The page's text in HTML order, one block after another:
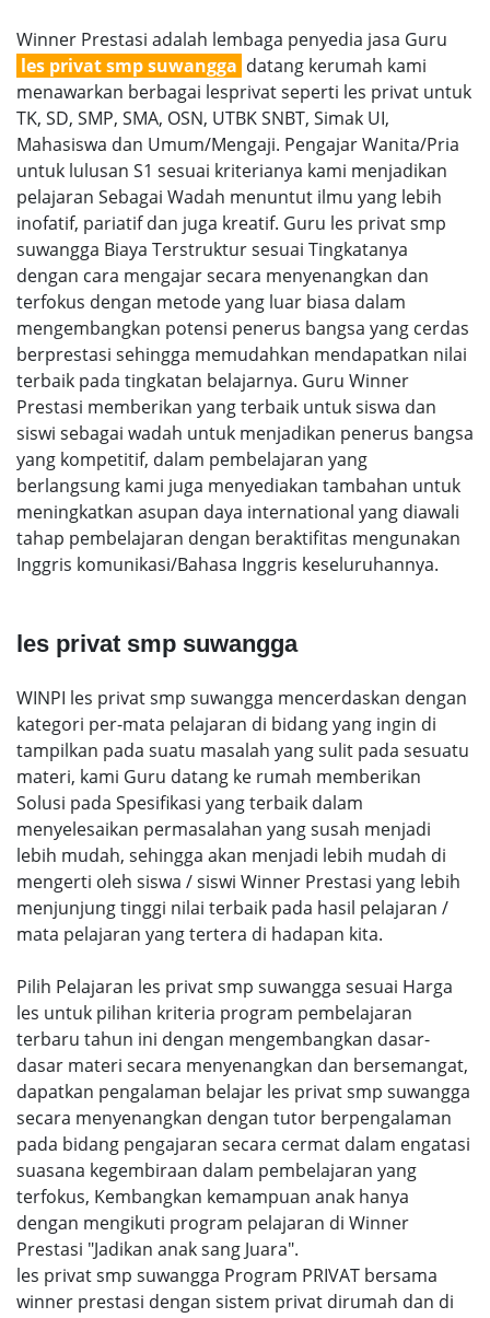
Winner Prestasi adalah lembaga penyedia jasa Guru
les privat smp suwangga datang kerumah kami
menawarkan berbagai lesprivat seperti les privat untuk
TK, SD, SMP, SMA, OSN, UTBK SNBT, Simak UI,
Mahasiswa dan Umum/Mengaji. Pengajar Wanita/Pria
untuk lulusan S1 sesuai kriterianya kami menjadikan
pelajaran Sebagai Wadah menuntut ilmu yang lebih
inofatif, pariatif dan juga kreatif. Guru les privat smp
suwangga Biaya Terstruktur sesuai Tingkatanya
dengan cara mengajar secara menyenangkan dan
terfokus dengan metode yang luar biasa dalam
mengembangkan potensi penerus bangsa yang cerdas
berprestasi sehingga memudahkan mendapatkan nilai
terbaik pada tingkatan belajarnya. Guru Winner
Prestasi memberikan yang terbaik untuk siswa dan
siswi sebagai wadah untuk menjadikan penerus bangsa
yang kompetitif, dalam pembelajaran yang
berlangsung kami juga menyediakan tambahan untuk
meningkatkan asupan daya international yang diawali
tahap pembelajaran dengan beraktifitas mengunakan
Inggris komunikasi/Bahasa Inggris keseluruhannya.
les privat smp suwangga
WINPI les privat smp suwangga mencerdaskan dengan
kategori per-mata pelajaran di bidang yang ingin di
tampilkan pada suatu masalah yang sulit pada sesuatu
materi, kami Guru datang ke rumah memberikan
Solusi pada Spesifikasi yang terbaik dalam
menyelesaikan permasalahan yang susah menjadi
lebih mudah, sehingga akan menjadi lebih mudah di
mengerti oleh siswa / siswi Winner Prestasi yang lebih
menjunjung tinggi nilai terbaik pada hasil pelajaran /
mata pelajaran yang tertera di hadapan kita.
Pilih Pelajaran les privat smp suwangga sesuai Harga
les untuk pilihan kriteria program pembelajaran
terbaru tahun ini dengan mengembangkan dasar-
dasar materi secara menyenangkan dan bersemangat,
dapatkan pengalaman belajar les privat smp suwangga
secara menyenangkan dengan tutor berpengalaman
pada bidang pengajaran secara cermat dalam engatasi
suasana kegembiraan dalam pembelajaran yang
terfokus, Kembangkan kemampuan anak hanya
dengan mengikuti program pelajaran di Winner
Prestasi "Jadikan anak sang Juara".
les privat smp suwangga Program PRIVAT bersama
winner prestasi dengan sistem privat dirumah dan di